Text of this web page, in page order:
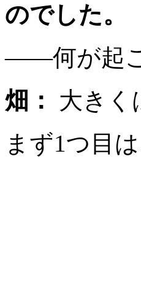
のでした。
――何が起
畑：
大きく
まず1つ目は